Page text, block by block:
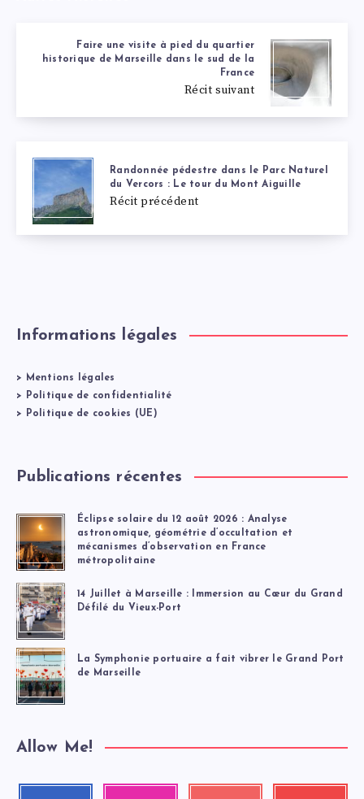
Faire une visite à pied du quartier
historique de Marseille dans le sud de la
France
Récit suivant
Randonnée pédestre dans le Parc Naturel
du Vercors : Le tour du Mont Aiguille
Récit précédent
Informations légales
>
Mentions légales
>
Politique de confidentialité
>
Politique de cookies (UE)
Publications récentes
Éclipse solaire du 12 août 2026 : Analyse
astronomique, géométrie d’occultation et
mécanismes d’observation en France
métropolitaine
14 Juillet à Marseille : Immersion au Cœur du Grand
Défilé du Vieux-Port
La Symphonie portuaire a fait vibrer le Grand Port
de Marseille
Allow Me!